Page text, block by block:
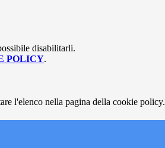
disabilitarli.
POLICY.
l'elenco nella pagina della cookie policy.